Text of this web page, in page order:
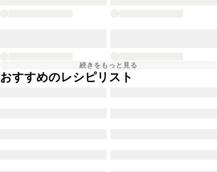
続きをもっと見る
おすすめのレシピリスト